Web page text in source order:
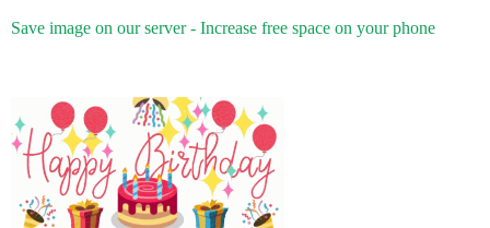
Save image on our server - Increase free space on your phone